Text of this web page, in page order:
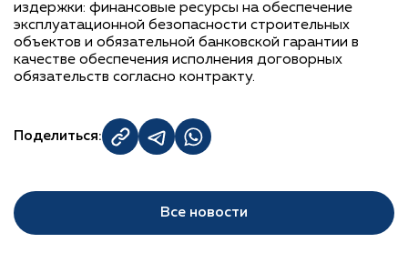
издержки: финансовые ресурсы на обеспечение
эксплуатационной безопасности строительных
объектов и обязательной банковской гарантии в
качестве обеспечения исполнения договорных
обязательств согласно контракту.
Поделиться:
Все новости